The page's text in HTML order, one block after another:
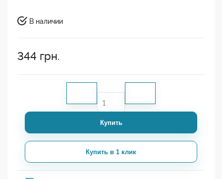
В наличии
344 грн.
Купить
Купить в 1 клик